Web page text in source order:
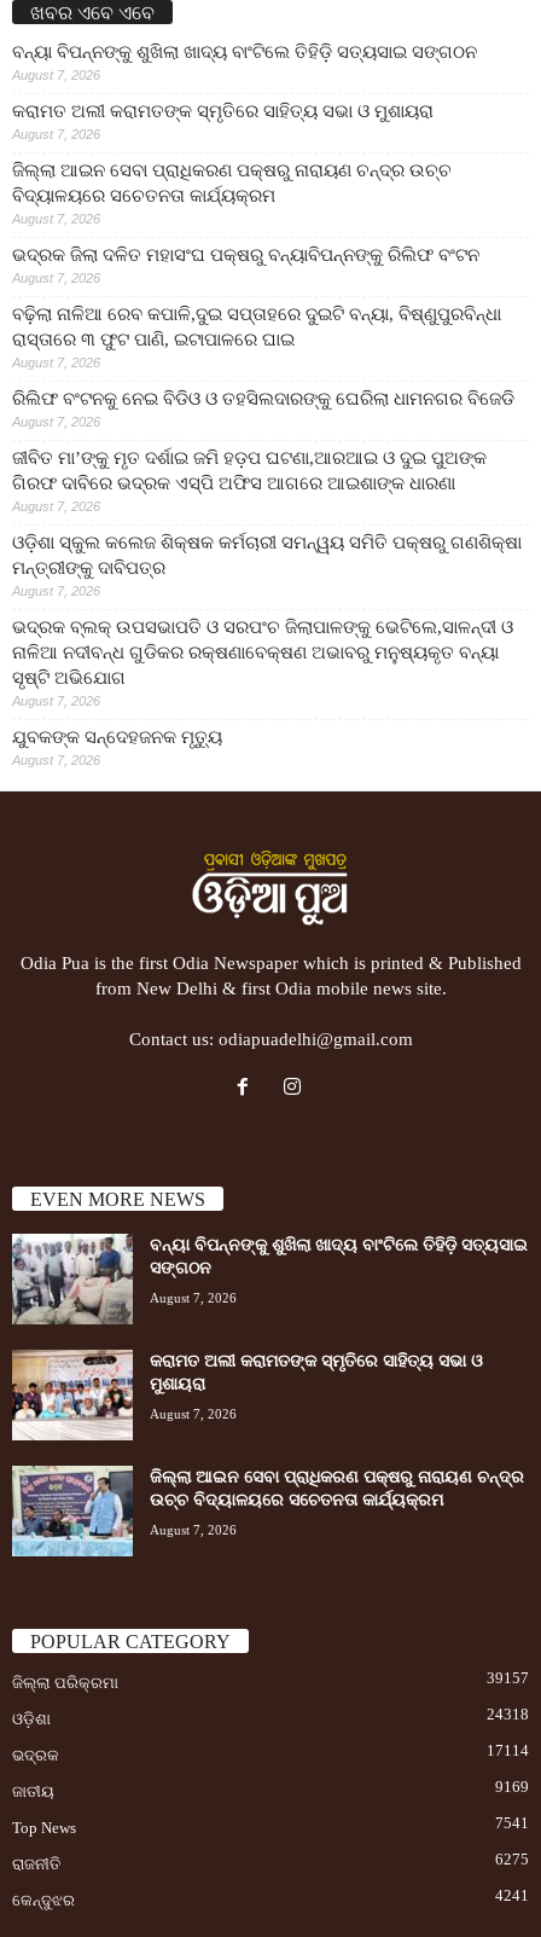
ଖବର ଏବେ ଏବେ
ବନ୍ୟା ବିପନ୍ନଙ୍କୁ ଶୁଖିଲା ଖାଦ୍ୟ ବାଂଟିଲେ ତିହିଡି଼ ସତ୍ୟସାଇ ସଙ୍ଗଠନ
August 7, 2026
କରାମତ ଅଲୀ କରାମତଙ୍କ ସ୍ମୃତିରେ ସାହିତ୍ୟ ସଭା ଓ ମୁଶାୟରା
August 7, 2026
ଜିଲ୍ଲା ଆଇନ ସେବା ପ୍ରାଧିକରଣ ପକ୍ଷରୁ ନାରାୟଣ ଚନ୍ଦ୍ର ଉଚ୍ଚ
ବିଦ୍ୟାଳୟରେ ସଚେତନତା କାର୍ଯ୍ୟକ୍ରମ
August 7, 2026
ଭଦ୍ରକ ଜିଲା ଦଳିତ ମହାସଂଘ ପକ୍ଷରୁ ବନ୍ୟାବିପନ୍ନଙ୍କୁ ରିଲିଫ ବଂଟନ
August 7, 2026
ବଢ଼ିଲା ନାଳିଆ ରେବ କପାଳି,ଦୁଇ ସପ୍ତାହରେ ଦୁଇଟି ବନ୍ୟା, ବିଷ୍ଣୁପୁରବିନ୍ଧା
ରାସ୍ତାରେ ୩ ଫୁଟ ପାଣି, ଇଟାପାଳରେ ଘାଇ
August 7, 2026
ରିଲିଫ ବଂଟନକୁ ନେଇ ବିଡିଓ ଓ ତହସିଲଦାରଙ୍କୁ ଘେରିଲା ଧାମନଗର ବିଜେଡି
August 7, 2026
ଜୀବିତ ମା’ଙ୍କୁ ମୃତ ଦର୍ଶାଇ ଜମି ହଡ଼ପ ଘଟଣା,ଆରଆଇ ଓ ଦୁଇ ପୁଅଙ୍କ
ଗିରଫ ଦାବିରେ ଭଦ୍ରକ ଏସ୍‌ପି ଅଫିସ ଆଗରେ ଆଇଶାଙ୍କ ଧାରଣା
August 7, 2026
ଓଡ଼ିଶା ସ୍କୁଲ କଲେଜ ଶିକ୍ଷକ କର୍ମଚାରୀ ସମନ୍ୱୟ ସମିତି ପକ୍ଷରୁ ଗଣଶିକ୍ଷା
ମନ୍ତ୍ରୀଙ୍କୁ ଦାବିପତ୍ର
August 7, 2026
ଭଦ୍ରକ ବ୍ଲକ୍ ଉପସଭାପତି ଓ ସରପଂଚ ଜିଲାପାଳଙ୍କୁ ଭେଟିଲେ,ସାଳନ୍ଦୀ ଓ
ନାଳିଆ ନଦୀବନ୍ଧ ଗୁଡିକର ରକ୍ଷଣାବେକ୍ଷଣ ଅଭାବରୁ ମନୁଷ୍ୟକୃତ ବନ୍ୟା
ସୃଷ୍ଟି ଅଭିଯୋଗ
August 7, 2026
ଯୁବକଙ୍କ ସନ୍ଦେହଜନକ ମୃତ୍ୟୁ
August 7, 2026
Odia Pua is the first Odia Newspaper which is printed & Published
from New Delhi & first Odia mobile news site.
Contact us: odiapuadelhi@gmail.com
EVEN MORE NEWS
ବନ୍ୟା ବିପନ୍ନଙ୍କୁ ଶୁଖିଲା ଖାଦ୍ୟ ବାଂଟିଲେ ତିହିଡି଼ ସତ୍ୟସାଇ
ସଙ୍ଗଠନ
August 7, 2026
କରାମତ ଅଲୀ କରାମତଙ୍କ ସ୍ମୃତିରେ ସାହିତ୍ୟ ସଭା ଓ
ମୁଶାୟରା
August 7, 2026
ଜିଲ୍ଲା ଆଇନ ସେବା ପ୍ରାଧିକରଣ ପକ୍ଷରୁ ନାରାୟଣ ଚନ୍ଦ୍ର
ଉଚ୍ଚ ବିଦ୍ୟାଳୟରେ ସଚେତନତା କାର୍ଯ୍ୟକ୍ରମ
August 7, 2026
POPULAR CATEGORY
ଜିଲ୍ଲା ପରିକ୍ରମା 39157
ଓଡ଼ିଶା 24318
ଭଦ୍ରକ 17114
ଜାତୀୟ 9169
Top News 7541
ରାଜନୀତି 6275
କେନ୍ଦୁଝର 4241